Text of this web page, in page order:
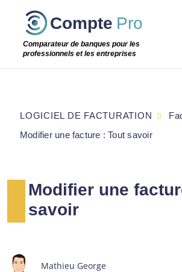
Passer
étape
Compte Pro
Comparateur de banques pour les
professionnels et les entreprises
Modifier une
savoir
Mathieu George
LOGICIEL DE FACTURATION
Modifier une facture : Tout savoir